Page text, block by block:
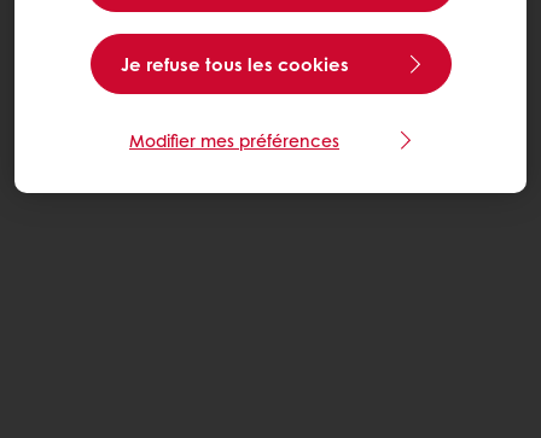
Je refuse tous les cookies
Modifier mes préférences